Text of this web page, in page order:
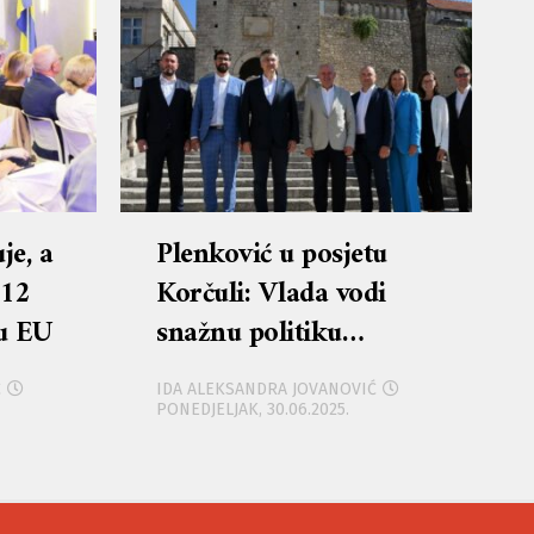
a
EU
Plenković u posjetu
Korčuli: Vlada vodi
snažnu politiku
ravnomjernog
regionalnog razvoja s
na otoke
IDA ALEKSANDRA JOVANOVIĆ
PONEDJELJAK, 30.06.2025.